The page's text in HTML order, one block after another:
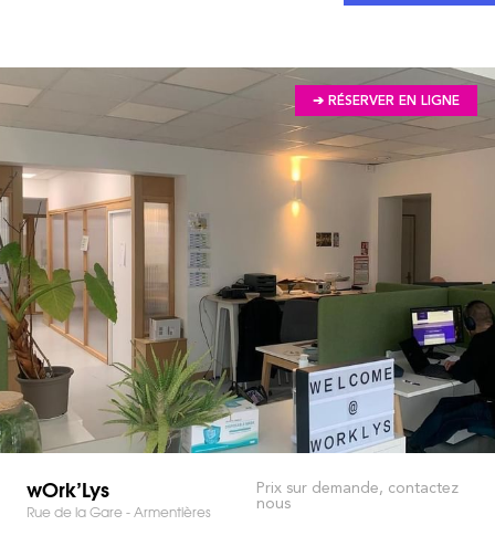
➔ RÉSERVER EN LIGNE
wOrk’Lys
Rue de la Gare - Armentières
Prix sur demande, contactez
nous